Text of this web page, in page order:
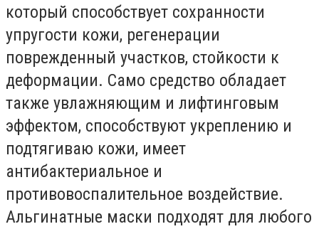
который способствует сохранности
упругости кожи, регенерации
поврежденный участков, стойкости к
деформации. Само средство обладает
также увлажняющим и лифтинговым
эффектом, способствуют укреплению и
подтягиваю кожи, имеет
антибактериальное и
противовоспалительное воздействие.
Альгинатные маски подходят для любого